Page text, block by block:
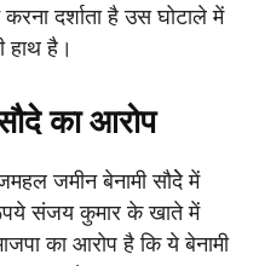
दर्शाता है उस घोटाले में
हाथ है।
का आरोप
जमीन बेनामी सौदेे में
संजय कुमार के खाते में
का आरोप है कि ये बेनामी